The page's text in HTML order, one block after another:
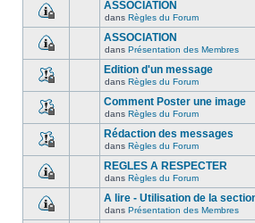
ASSOCIATION
dans Règles du Forum
ASSOCIATION
dans Présentation des Membres
Edition d'un message
dans Règles du Forum
Comment Poster une image
dans Règles du Forum
Rédaction des messages
dans Règles du Forum
REGLES A RESPECTER
dans Règles du Forum
A lire - Utilisation de la
dans Présentation des Membres